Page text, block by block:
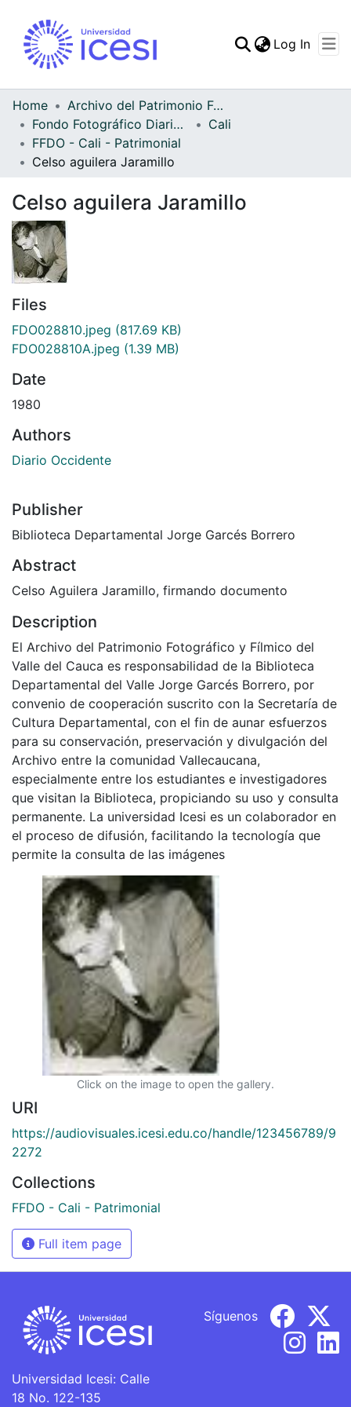
Statistics
Log In
Home
Archivo del Patrimonio Fotográfico y Fílmico del Valle del Cauca
Fondo Fotográfico Diario Occidente
Cali
FFDO - Cali - Patrimonial
Celso aguilera Jaramillo
Celso aguilera Jaramillo
Files
FDO028810.jpeg (817.69 KB)
FDO028810A.jpeg (1.39 MB)
Date
1980
Authors
Diario Occidente
Publisher
Biblioteca Departamental Jorge Garcés Borrero
Abstract
Celso Aguilera Jaramillo, firmando documento
Description
El Archivo del Patrimonio Fotográfico y Fílmico del
Valle del Cauca es responsabilidad de la Biblioteca
Departamental del Valle Jorge Garcés Borrero, por
convenio de cooperación suscrito con la Secretaría de
Cultura Departamental, con el fin de aunar esfuerzos
para su conservación, preservación y divulgación del
Archivo entre la comunidad Vallecaucana,
especialmente entre los estudiantes e investigadores
que visitan la Biblioteca, propiciando su uso y consulta
permanente. La universidad Icesi es un colaborador en
el proceso de difusión, facilitando la tecnología que
permite la consulta de las imágenes
Click on the image to open the gallery.
URI
https://audiovisuales.icesi.edu.co/handle/123456789/9
2272
Collections
FFDO - Cali - Patrimonial
Full item page
Universidad Icesi: Calle
18 No. 122-135
Síguenos